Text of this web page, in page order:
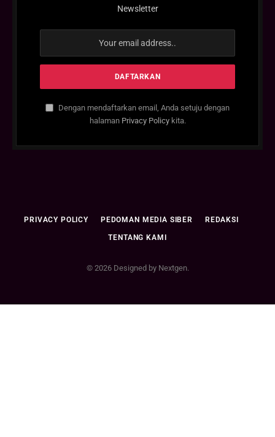
Newsletter
Dengan mendaftarkan email, Anda setuju dengan
halaman Privacy Policykita.
PRIVACY POLICY PEDOMAN MEDIA SIBER REDAKSI
TENTANG KAMI
© 2026 Designed by Nextgen.